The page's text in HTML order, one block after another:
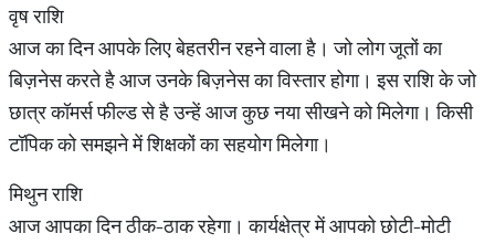
वृष राशि
आज का दिन आपके लिए बेहतरीन रहने वाला है। जो लोग जूतों का
बिज़नेस करते है आज उनके बिज़नेस का विस्तार होगा। इस राशि के जो
छात्र कॉमर्स फील्ड से है उन्हें आज कुछ नया सीखने को मिलेगा। किसी
टॉपिक को समझने में शिक्षकों का सहयोग मिलेगा।
मिथुन राशि
आज आपका दिन ठीक-ठाक रहेगा। कार्यक्षेत्र में आपको छोटी-मोटी